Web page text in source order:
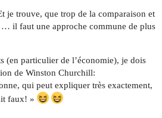
je trouve, que trop de la comparaison et
… il faut une approche commune de plus
(en particulier de l’économie), je dois
de Winston Churchill:
qui peut expliquer très exactement,
faux! »